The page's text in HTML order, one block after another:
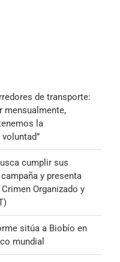
de transporte:
mensualmente,
la
cumplir sus
y presenta
Organizado y
sitúa a Biobío en
mundial